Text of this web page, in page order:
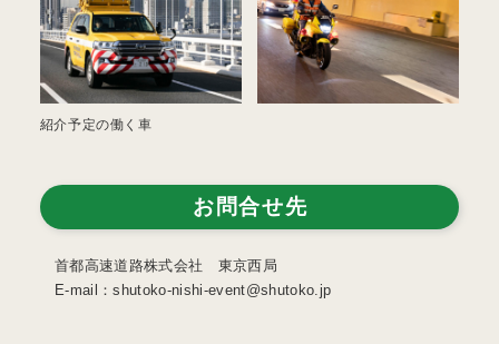
紹介予定の働く車
お問合せ先
首都高速道路株式会社 東京西局
E-mail：shutoko-nishi-event@shutoko.jp